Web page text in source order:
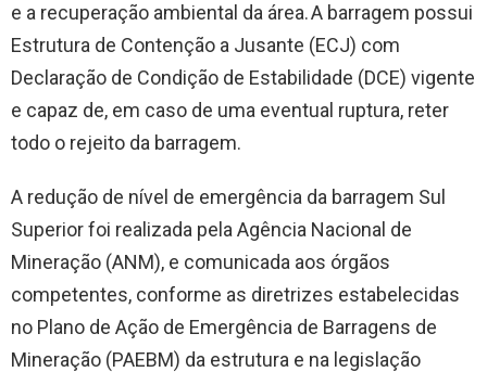
e a recuperação ambiental da área. A barragem possui
Estrutura de Contenção a Jusante (ECJ) com
Declaração de Condição de Estabilidade (DCE) vigente
e capaz de, em caso de uma eventual ruptura, reter
todo o rejeito da barragem.
A redução de nível de emergência da barragem Sul
Superior foi realizada pela Agência Nacional de
Mineração (ANM), e comunicada aos órgãos
competentes, conforme as diretrizes estabelecidas
no Plano de Ação de Emergência de Barragens de
Mineração (PAEBM) da estrutura e na legislação